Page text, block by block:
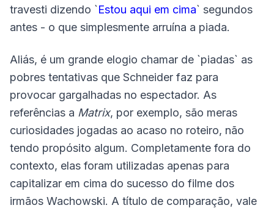
travesti dizendo `Estou aqui em cima` segundos
antes - o que simplesmente arruína a piada.
Aliás, é um grande elogio chamar de `piadas` as
pobres tentativas que Schneider faz para
provocar gargalhadas no espectador. As
referências a Matrix, por exemplo, são meras
curiosidades jogadas ao acaso no roteiro, não
tendo propósito algum. Completamente fora do
contexto, elas foram utilizadas apenas para
capitalizar em cima do sucesso do filme dos
irmãos Wachowski. A título de comparação, vale